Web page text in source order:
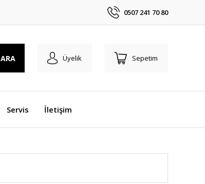
0507 241 70 80
ARA Üyelik Sepetim
Servis İletişim